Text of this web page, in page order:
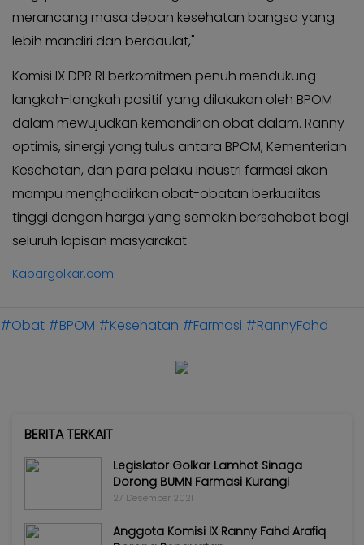
merancang masa depan kesehatan bangsa yang
lebih mandiri dan berdaulat,"
Komisi IX DPR RI berkomitmen penuh mendukung
langkah-langkah positif yang dilakukan oleh BPOM
dalam mewujudkan kemandirian obat dalam. Ranny
optimis, sinergi yang tulus antara BPOM, Kementerian
Kesehatan, dan para pelaku industri farmasi akan
mampu menghadirkan obat-obatan berkualitas
tinggi dengan harga yang semakin bersahabat bagi
seluruh lapisan masyarakat.
Kabargolkar.com
#Obat #BPOM #Kesehatan #Farmasi #RannyFahd
BERITA TERKAIT
Legislator Golkar Lamhot Sinaga
Dorong BUMN Farmasi Kurangi
27 Desember 2021
Anggota Komisi IX Ranny Fahd Arafiq